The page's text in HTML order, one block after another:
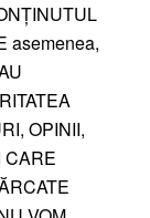
asemenea,
OPINII,
CARE